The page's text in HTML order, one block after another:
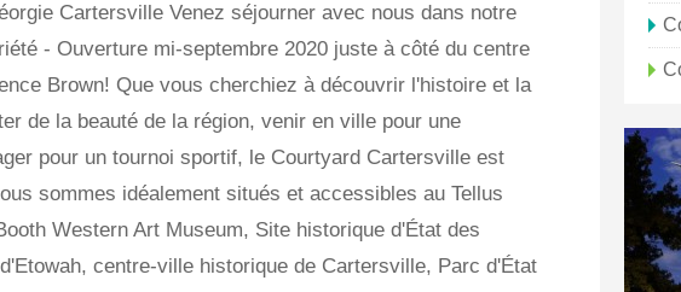
Cartersville Venez séjourner avec nous dans notre
- Ouverture mi-septembre 2020 juste à côté du centre
Brown! Que vous cherchiez à découvrir l'histoire et la
de la beauté de la région, venir en ville pour une
pour un tournoi sportif, le Courtyard Cartersville est
sommes idéalement situés et accessibles au Tellus
Western Art Museum, Site historique d'État des
centre-ville historique de Cartersville, Parc d'État